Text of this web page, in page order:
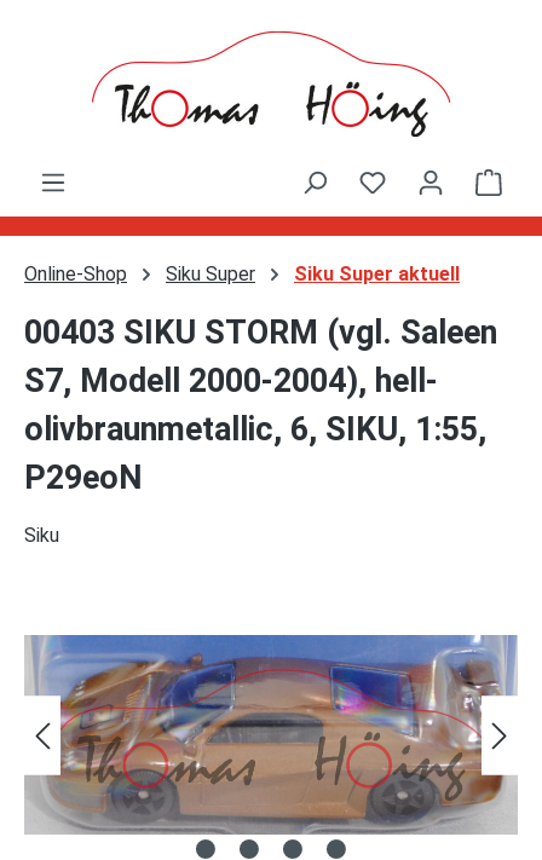
Online-Shop Siku Super Siku Super aktuell
00403 SIKU STORM (vgl. Saleen
S7, Modell 2000-2004), hell-
olivbraunmetallic, 6, SIKU, 1:55,
P29eoN
Siku